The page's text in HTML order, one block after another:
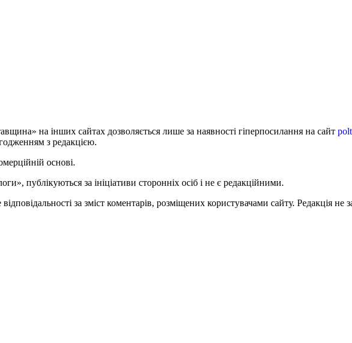
на інших сайтах дозволяється лише за наявності гіперпосилання на сайт
з редакцією.
основі.
публікуються за ініціативи сторонніх осіб і не є редакційними.
за зміст коментарів, розміщених користувачами сайту. Редакція не